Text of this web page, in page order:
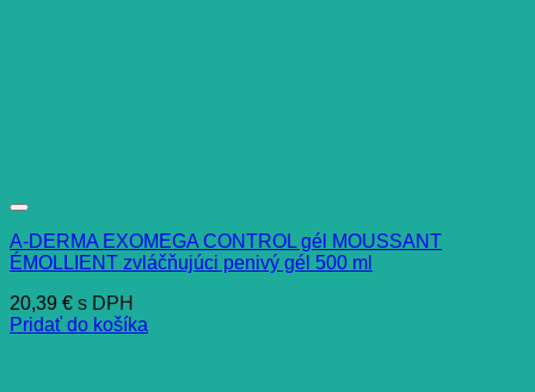
A-DERMA EXOMEGA CONTROL gél MOUSSANT
ÉMOLLIENT zvláčňujúci penivý gél 500 ml
20,39 € s DPH
Pridať do košíka